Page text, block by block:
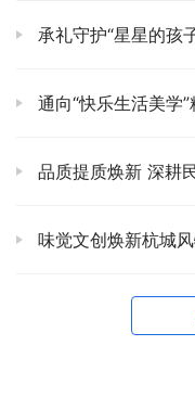
承礼守护“星星的孩
通向“快乐生活美学”精神的必
品质提质焕新 深耕民
味觉文创焕新杭城风